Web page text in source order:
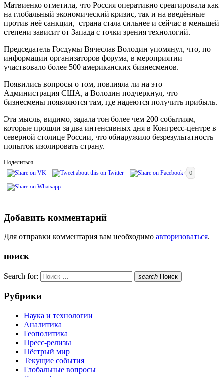
Матвиенко отметила, что Россия оперативно среагировала как
на глобальный экономический кризис, так и на введённые
против неё санкции, страна стала сильнее и сейчас в меньшей
степени зависит от Запада с точки зрения технологий.
Председатель Госдумы Вячеслав Володин упомянул, что, по
информации организаторов форума, в мероприятии
участвовало более 500 американских бизнесменов.
Появились вопросы о том, повлияла ли на это
Администрация США, а Володин подчеркнул, что
бизнесмены появляются там, где надеются получить прибыль.
Эта мысль, видимо, задала тон более чем 200 событиям,
которые прошли за два интенсивных дня в Конгресс-центре в
северной столице России, что обнаружило безрезультатность
попыток изолировать страну.
Поделиться...
0
Добавить комментарий
Для отправки комментария вам необходимо авторизоваться.
поиск
Search for: search Поиск
Рубрики
Наука и технологии
Аналитика
Геополитика
Пресс-релизы
Пёстрый мир
Текущие события
Глобальные вопросы